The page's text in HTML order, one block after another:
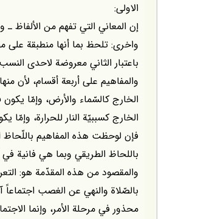
الاولى:
إن المعاني التي تفهم من الألفاظ ـ
واخرى: تلحظ بما أنها منطبقة على
باعتبار الثاني معروضة لاحدى النسب
والمفاهيم على أربعة أقسام، لأن
الخارج كالسّماء والأرض، وإمّا يكون
الخارج كسببيّة النار للحرارة، وإمّا
فإن لوحظت هذه المفاهيم باللّحاظ
باللحاظ الطريقي وبما هي فانية
والمقصود من هذه المقدّمة هو:
بالصّلاة والنهي عن الغصب اجتماعاً
محذور في مرحلة الأمر، وإنما